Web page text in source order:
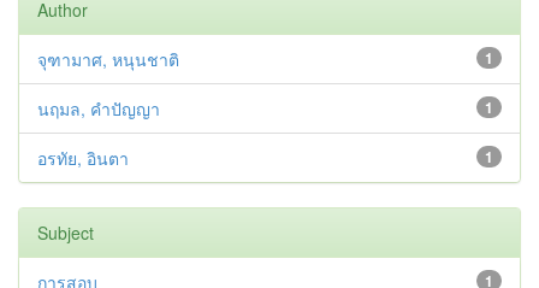
Author
1
จุฑามาศ, หนุนชาติ
1
นฤมล, คำปัญญา
1
อรทัย, อินตา
Subject
1
การสอบ